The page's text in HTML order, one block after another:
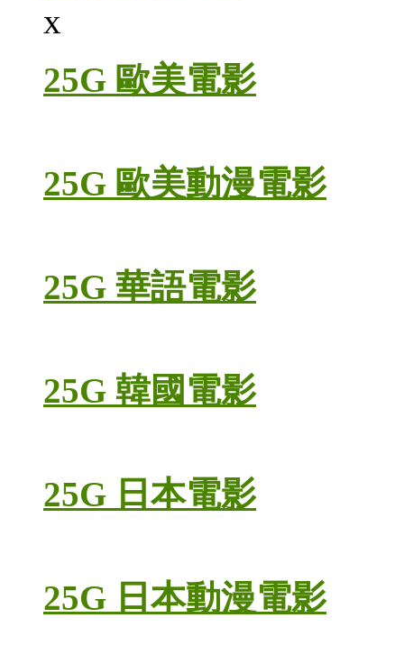
x
25G 歐美電影
25G 歐美動漫電影
25G 華語電影
25G 韓國電影
25G 日本電影
25G 日本動漫電影